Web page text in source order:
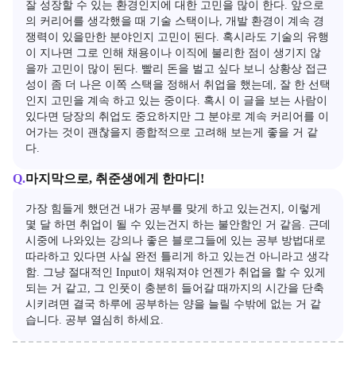
잘 성장할 수 있는 환경인지에 대한 고민을 많이 한다. 앞으로
의 커리어를 생각했을 때 기술 스택이나, 개발 환경이 계속 경
쟁력이 있을만한 분야인지 고민이 된다. 혹시라도 기술의 유행
이 지나면 그로 인해 채용이나 이직에 불리한 점이 생기지 않
을까 고민이 많이 된다. 빨리 돈을 벌고 싶다 보니 상황상 접근
성이 좀 더 나은 이쪽 스택을 정해서 취업을 했는데, 잘 한 선택
인지 고민을 계속 하고 있는 중이다. 혹시 이 글을 보는 사람이
있다면 당장의 취업도 중요하지만 그 분야로 계속 커리어를 이
어가는 것이 괜찮을지 종합적으로 고려해 보는게 좋을 거 같
다.
Q.마지막으로, 취준생에게 한마디!
가장 힘들게 했던건 내가 공부를 맞게 하고 있는건지, 이렇게
몇 달 하면 취업이 될 수 있는건지 하는 불안함인 거 같음. 근데
시중에 나와있는 강의나 좋은 블로그들에 있는 공부 방법대로
따라하고 있다면 사실 완전 틀리게 하고 있는건 아니라고 생각
함. 그냥 절대적인 Input이 채워져야 언젠가 취업을 할 수 있게
되는 거 같고, 그 인풋이 충분히 들어갈 때까지의 시간을 단축
시키려면 결국 하루에 공부하는 양을 늘릴 수밖에 없는 거 같
습니다. 공부 열심히 하세요.